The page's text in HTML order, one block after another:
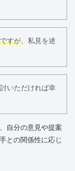
すが、私見を述
いただければ幸
自分の意見や提案
との関係性に応じ